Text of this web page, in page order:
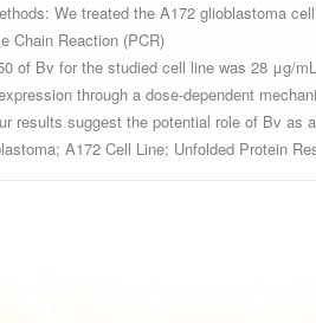
We treated the A172 glioblastoma
Chain Reaction (PCR).
of Bv for the studied cell line was 28 μg/
through a dose-dependent
results suggest the potential role of Bv as
A172 Cell Line; Unfolded Protein